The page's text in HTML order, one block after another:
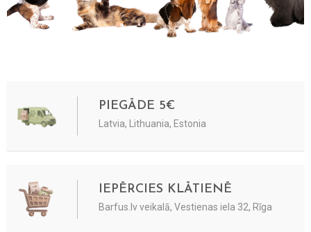
PIEGĀDE 5€
Latvia, Lithuania, Estonia
IEPĒRCIES KLĀTIENĒ
Barfus.lv veikalā, Vestienas iela 32, Rīga